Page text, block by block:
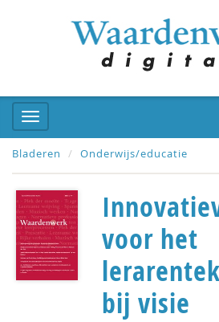
Bladeren Onderwijs/educatie
voor het
bij visie